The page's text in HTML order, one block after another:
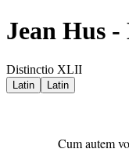
Jean Hus
Distinctio XLII
Latin Latin
Cum autem